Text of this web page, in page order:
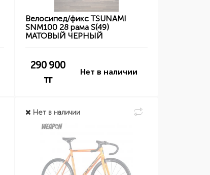
Велосипед/фикс TSUNAMI
SNM100 28 рама S(49)
МАТОВЫЙ ЧЕРНЫЙ
290 900
тг
Нет в наличии
Нет в наличии